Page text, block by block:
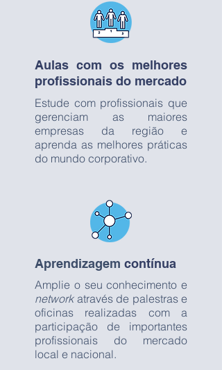
Aulas com os melhores
profissionais do mercado
Estude com profissionais que
gerenciam as maiores
empresas da região e
aprenda as melhores práticas
do mundo corporativo.
Aprendizagem contínua
Amplie o seu conhecimento e
network através de palestras e
oficinas realizadas com a
participação de importantes
profissionais do mercado
local e nacional.